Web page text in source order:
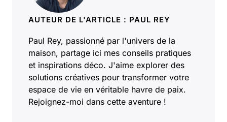
AUTEUR DE L'ARTICLE : PAUL REY
Paul Rey, passionné par l'univers de la
maison, partage ici mes conseils pratiques
et inspirations déco. J'aime explorer des
solutions créatives pour transformer votre
espace de vie en véritable havre de paix.
Rejoignez-moi dans cette aventure !